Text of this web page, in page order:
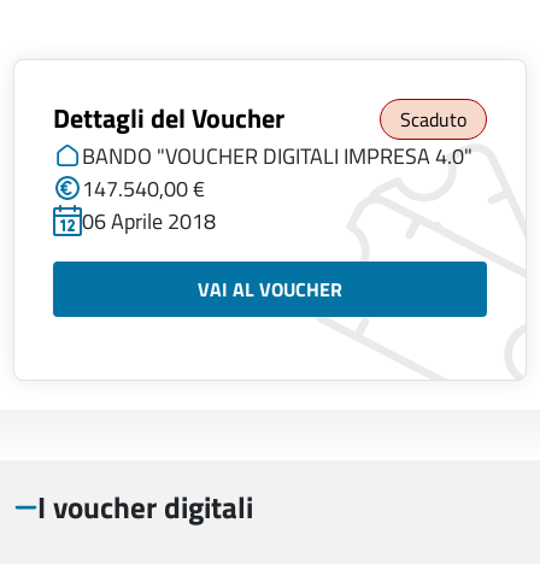
Dettagli del Voucher Scaduto
BANDO "VOUCHER DIGITALI IMPRESA 4.0"
147.540,00 €
06 Aprile 2018
VAI AL VOUCHER
I voucher digitali